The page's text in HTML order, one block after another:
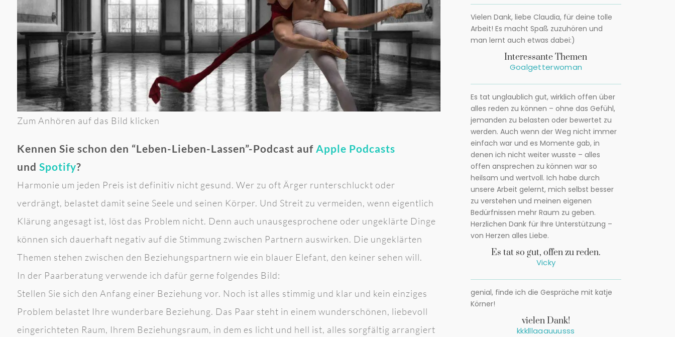
Zum Anhören auf das Bild klicken
Kennen Sie schon den “Leben-Lieben-Lassen”-Podcast auf Apple Podcasts
und Spotify?
Harmonie um jeden Preis ist definitiv nicht gesund. Wer zu oft Ärger runterschluckt oder
verdrängt, belastet damit seine Seele und seinen Körper. Und Streit zu vermeiden, wenn eigentlich
Klärung angesagt ist, löst das Problem nicht. Denn auch unausgesprochene oder ungeklärte Dinge
können sich dauerhaft negativ auf die Stimmung zwischen Partnern auswirken. Die ungeklärten
Themen stehen zwischen den Beziehungspartnern wie ein blauer Elefant, den keiner sehen will.
In der Paarberatung verwende ich dafür gerne folgendes Bild:
Stellen Sie sich den Anfang einer Beziehung vor. Noch ist alles stimmig und klar und kein einziges
Problem belastet Ihre wunderbare Beziehung. Das Paar steht in einem wunderschönen, liebevoll
eingerichteten Raum, Ihrem Beziehungsraum, in dem es licht und hell ist, alles sorgfältig arrangiert
Vielen Dank, liebe Claudia, für deine tolle
Arbeit! Es macht Spaß zuzuhören und
man lernt auch etwas dabei:)
Interessante Themen
Goalgetterwoman
Es tat unglaublich gut, wirklich offen über
alles reden zu können – ohne das Gefühl,
jemanden zu belasten oder bewertet zu
werden. Auch wenn der Weg nicht immer
einfach war und es Momente gab, in
denen ich nicht weiter wusste – alles
offen ansprechen zu können war so
heilsam und wertvoll. Ich habe durch
unsere Arbeit gelernt, mich selbst besser
zu verstehen und meinen eigenen
Bedürfnissen mehr Raum zu geben.
Herzlichen Dank für Ihre Unterstützung –
von Herzen alles Liebe.
Es tat so gut, offen zu reden.
Vicky
genial, finde ich die Gespräche mit katje
Körner!
vielen Dank!
kkklllaaauuusss